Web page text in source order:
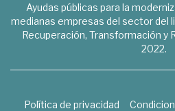
Ayudas públicas para la
medianas empresas del sector del
Recuperación, Transformación y
2022.
Política de privacidad